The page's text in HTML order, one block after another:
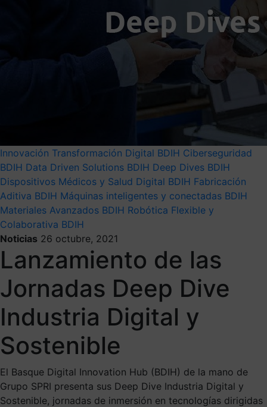
Innovación Transformación Digital BDIH Ciberseguridad
BDIH Data Driven Solutions BDIH Deep Dives BDIH
Dispositivos Médicos y Salud Digital BDIH Fabricación
Aditiva BDIH Máquinas inteligentes y conectadas BDIH
Materiales Avanzados BDIH Robótica Flexible y
Colaborativa BDIH
Noticias 26 octubre, 2021
Lanzamiento de las
Jornadas Deep Dive
Industria Digital y
Sostenible
El Basque Digital Innovation Hub (BDIH) de la mano de
Grupo SPRI presenta sus Deep Dive Industria Digital y
Sostenible, jornadas de inmersión en tecnologías dirigidas